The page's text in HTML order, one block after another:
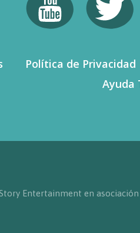
Política de Privacidad
Ayuda
Entertainment en